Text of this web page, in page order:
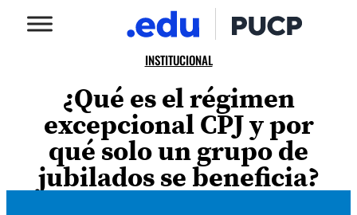
INSTITUCIONAL
¿Qué es el régimen
excepcional CPJ y por
qué solo un grupo de
jubilados se beneficia?